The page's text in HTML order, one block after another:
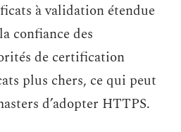
à validation étendue
confiance des
de certification
plus chers, ce qui peut
d’adopter HTTPS.